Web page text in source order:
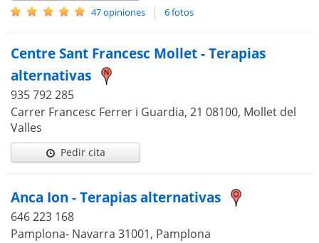
47 opiniones | 6 fotos
Centre Sant Francesc Mollet - Terapias
alternativas
935 792 285
Carrer Francesc Ferrer i Guardia, 21 08100, Mollet del
Valles
Pedir cita
Anca Ion - Terapias alternativas
646 223 168
Pamplona- Navarra 31001, Pamplona